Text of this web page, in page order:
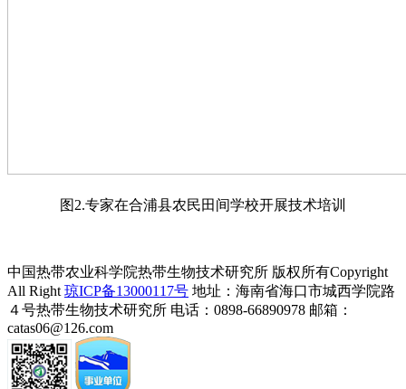
图2.专家在合浦县农民田间学校开展技术培训
中国热带农业科学院热带生物技术研究所 版权所有Copyright
All Right 琼ICP备13000117号 地址：海南省海口市城西学院路
４号热带生物技术研究所 电话：0898-66890978 邮箱：
catas06@126.com